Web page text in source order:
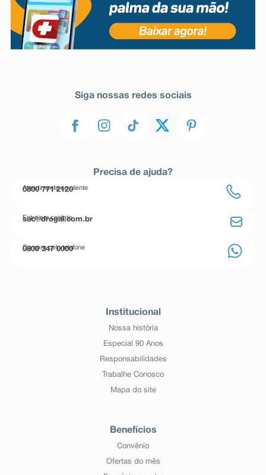
Siga nossas redes sociais
Precisa de ajuda?
Atendimento ao cliente
0800 771 2120
Entre em contato
sac@drogal.com.br
Compre pelo telefone
0800 347 0000
Institucional
Nossa história
Especial 90 Anos
Responsabilidades
Trabalhe Conosco
Mapa do site
Benefícios
Convênio
Ofertas do mês